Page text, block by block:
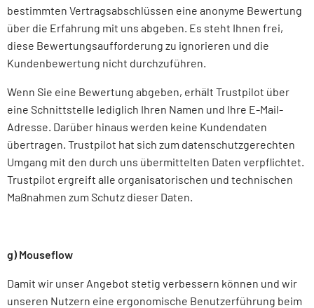
bestimmten Vertragsabschlüssen eine anonyme Bewertung
über die Erfahrung mit uns abgeben. Es steht Ihnen frei,
diese Bewertungsaufforderung zu ignorieren und die
Kundenbewertung nicht durchzuführen.
Wenn Sie eine Bewertung abgeben, erhält Trustpilot über
eine Schnittstelle lediglich Ihren Namen und Ihre E-Mail-
Adresse. Darüber hinaus werden keine Kundendaten
übertragen. Trustpilot hat sich zum datenschutzgerechten
Umgang mit den durch uns übermittelten Daten verpflichtet.
Trustpilot ergreift alle organisatorischen und technischen
Maßnahmen zum Schutz dieser Daten.
g) Mouseflow
Damit wir unser Angebot stetig verbessern können und wir
unseren Nutzern eine ergonomische Benutzer­führung beim